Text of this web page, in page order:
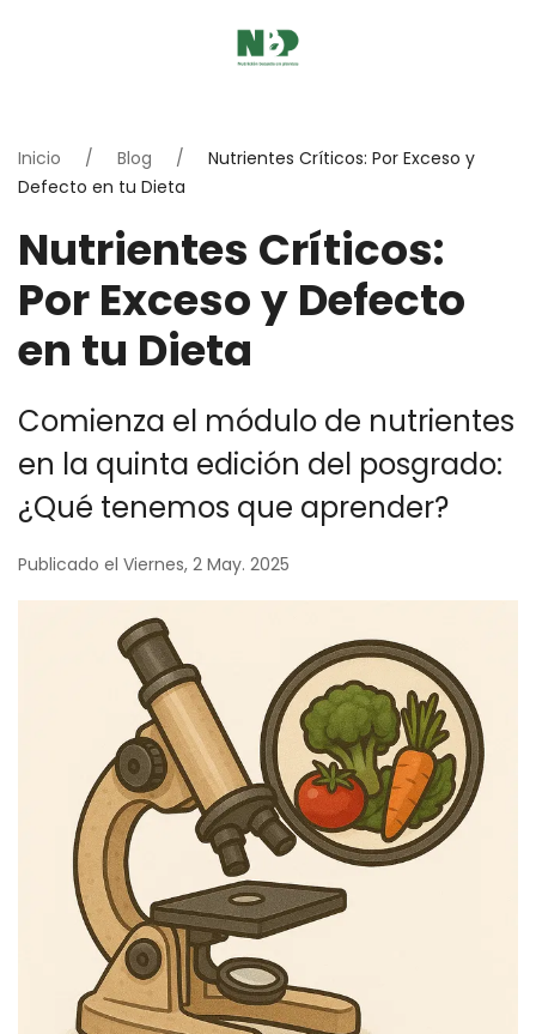
Inicio Blog
Nutrientes Críticos: Por Exceso y
Defecto en tu Dieta
Nutrientes Críticos:
Por Exceso y Defecto
en tu Dieta
Comienza el módulo de nutrientes
en la quinta edición del posgrado:
¿Qué tenemos que aprender?
Publicado el Viernes, 2 May. 2025